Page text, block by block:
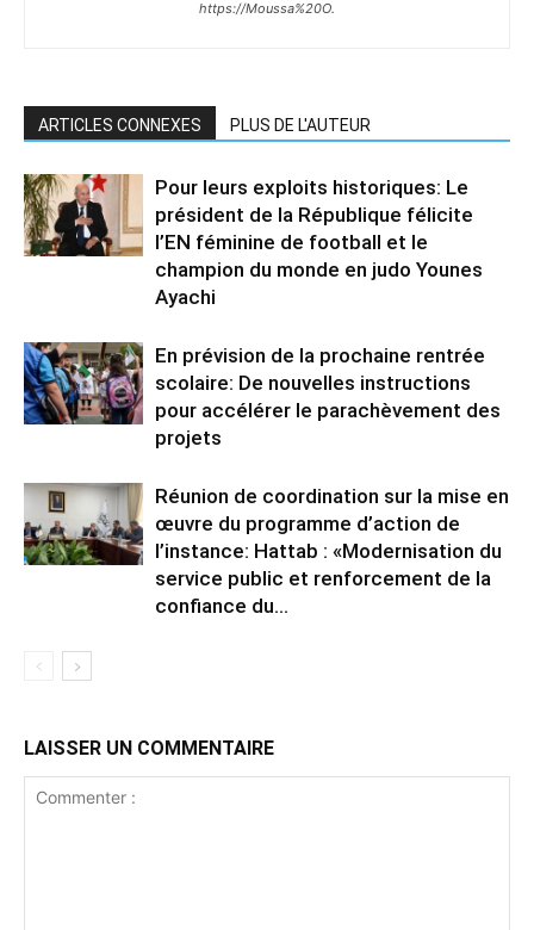
https://Moussa%20O.
ARTICLES CONNEXES PLUS DE L'AUTEUR
Pour leurs exploits historiques: Le
président de la République félicite
l’EN féminine de football et le
champion du monde en judo Younes
Ayachi
En prévision de la prochaine rentrée
scolaire: De nouvelles instructions
pour accélérer le parachèvement des
projets
Réunion de coordination sur la mise en
œuvre du programme d’action de
l’instance: Hattab : «Modernisation du
service public et renforcement de la
confiance du...
LAISSER UN COMMENTAIRE